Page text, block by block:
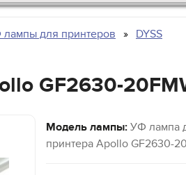
для принтеров
DYSS
GF2630-
Модель лампы: УФ лампа
принтера Apollo GF2630-